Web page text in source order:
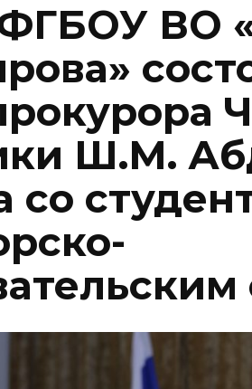
ФГБОУ ВО
Ш.М.
со